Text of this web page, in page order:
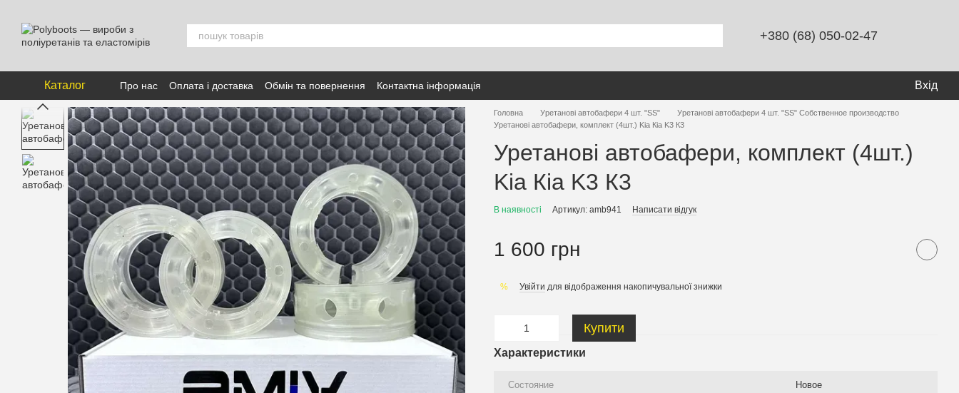
+380 (68) 050-02-47
Каталог Про нас Оплата і доставка Обмін та повернення Контактна інформація Вхід
Головна Уретанові автобафери 4 шт. "SS"
Уретанові автобафери 4 шт. "SS" Собственное производство
Уретанові автобафери, комплект (4шт.) Kia Кіа K3 К3
Уретанові автобафери, комплект (4шт.)
Kia Кіа K3 К3
В наявності Артикул: amb941 Написати відгук
1 600 грн
% Увійти для відображення накопичувальної знижки
Купити
Характеристики
Состояние Новое